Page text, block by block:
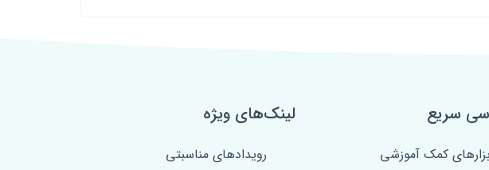
سریع
کمک آموزشی
لینک‌های ویژه
رویدادهای مناسبتی